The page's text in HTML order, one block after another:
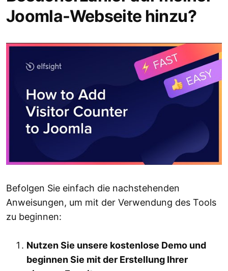
Joomla-Webseite hinzu?
Befolgen Sie einfach die nachstehenden
Anweisungen, um mit der Verwendung des Tools
zu beginnen:
Nutzen Sie unsere kostenlose Demo und
beginnen Sie mit der Erstellung Ihrer